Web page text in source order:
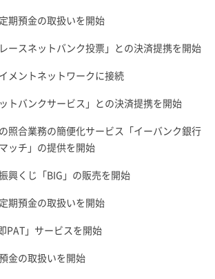
期預金の取扱いを開始
レースネットバンク投票」との決済提携を開始
メントネットワークに接続
ットバンクサービス」との決済提携を開始
照合業務の簡便化サービス「イーバンク銀行
ッチ」の提供を開始
興くじ「BIG」の販売を開始
期預金の取扱いを開始
PAT」サービスを開始
金の取扱いを開始